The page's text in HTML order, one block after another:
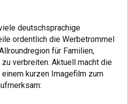
deutschsprachige
ordentlich die Werbetrommel
für Familien,
verbreiten. Aktuell macht die
kurzen Imagefilm zum